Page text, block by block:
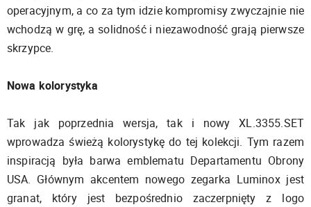
operacyjnym, a co za tym idzie kompromisy zwyczajnie nie
wchodzą w grę, a solidność i niezawodność grają pierwsze
skrzypce.
Nowa kolorystyka
Tak jak poprzednia wersja, tak i nowy XL.3355.SET
wprowadza świeżą kolorystykę do tej kolekcji. Tym razem
inspiracją była barwa emblematu Departamentu Obrony
USA. Głównym akcentem nowego zegarka Luminox jest
granat, który jest bezpośrednio zaczerpnięty z logo